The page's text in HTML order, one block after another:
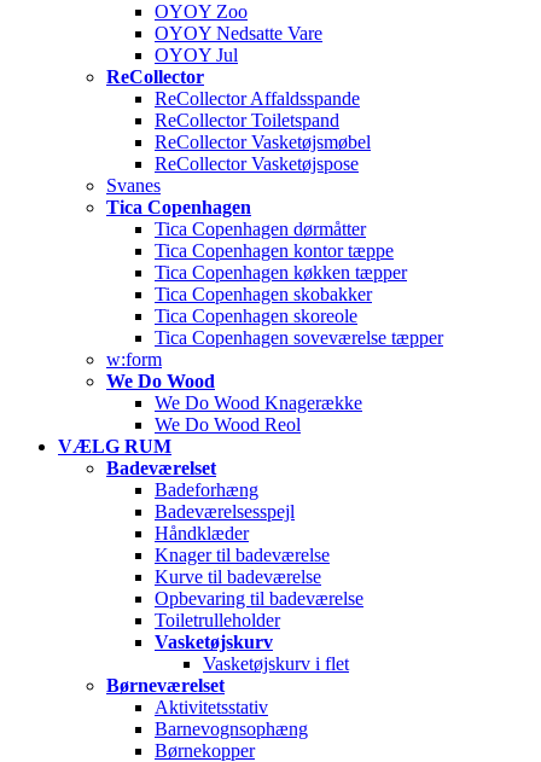
OYOY Zoo
OYOY Nedsatte Vare
OYOY Jul
ReCollector
ReCollector Affaldsspande
ReCollector Toiletspand
ReCollector Vasketøjsmøbel
ReCollector Vasketøjspose
Svanes
Tica Copenhagen
Tica Copenhagen dørmåtter
Tica Copenhagen kontor tæppe
Tica Copenhagen køkken tæpper
Tica Copenhagen skobakker
Tica Copenhagen skoreole
Tica Copenhagen soveværelse tæpper
w:form
We Do Wood
We Do Wood Knagerække
We Do Wood Reol
VÆLG RUM
Badeværelset
Badeforhæng
Badeværelsesspejl
Håndklæder
Knager til badeværelse
Kurve til badeværelse
Opbevaring til badeværelse
Toiletrulleholder
Vasketøjskurv
Vasketøjskurv i flet
Børneværelset
Aktivitetsstativ
Barnevognsophæng
Børnekopper